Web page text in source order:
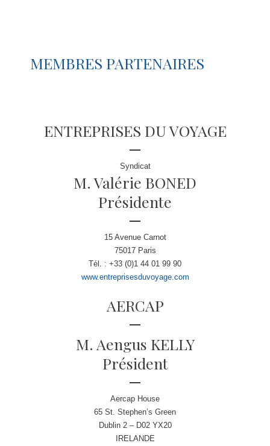
MEMBRES PARTENAIRES
ENTREPRISES DU VOYAGE
Syndicat
M. Valérie BONED
Présidente
15 Avenue Carnot
75017 Paris
Tél. : +33 (0)1 44 01 99 90
www.entreprisesduvoyage.com
AERCAP
M. Aengus KELLY
Président
Aercap House
65 St. Stephen’s Green
Dublin 2 – D02 YX20
IRELANDE